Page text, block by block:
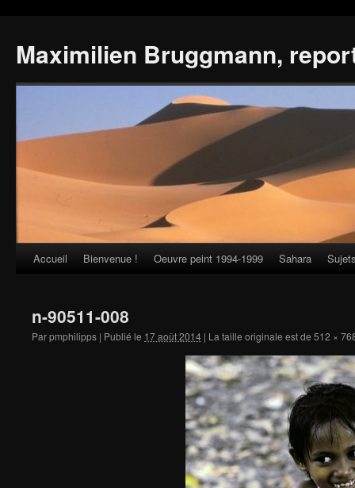
Maximilien Bruggmann,
Skip
content
Accueil Bienvenue ! Oeuvre peint 1994-1999 Sahara
n-90511-008
Parpmphilipps | Publié le 17 août 2014 | La taille originale est de 512 ×